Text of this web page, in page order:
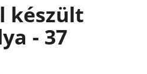
készült
- 37